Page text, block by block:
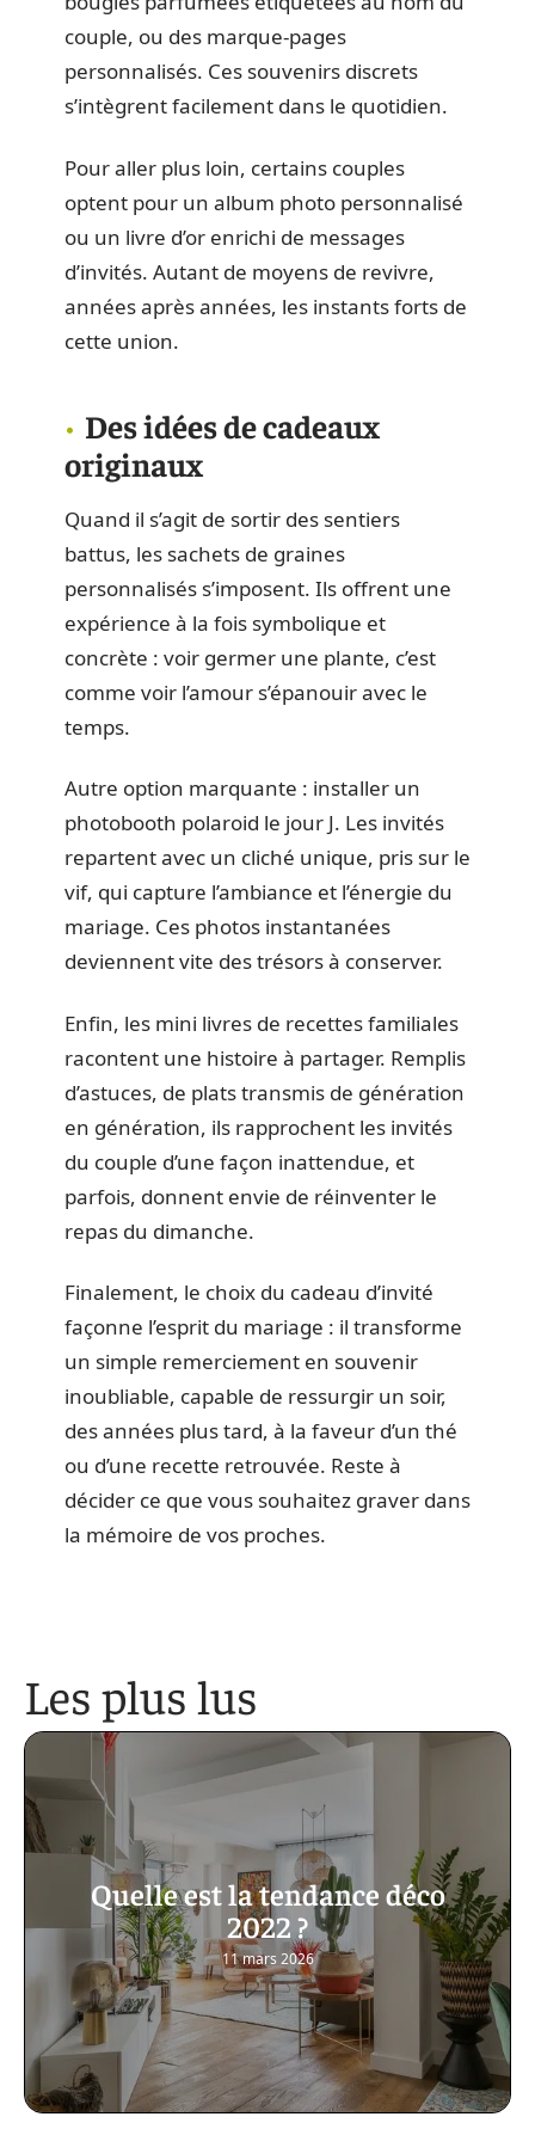
couple, ou des marque-pages
personnalisés. Ces souvenirs discrets
s’intègrent facilement dans le quotidien.
Pour aller plus loin, certains couples
optent pour un album photo personnalisé
ou un livre d’or enrichi de messages
d’invités. Autant de moyens de revivre,
années après années, les instants forts de
cette union.
Des idées de cadeaux
originaux
Quand il s’agit de sortir des sentiers
battus, les sachets de graines
personnalisés s’imposent. Ils offrent une
expérience à la fois symbolique et
concrète : voir germer une plante, c’est
comme voir l’amour s’épanouir avec le
temps.
Autre option marquante : installer un
photobooth polaroid le jour J. Les invités
repartent avec un cliché unique, pris sur le
vif, qui capture l’ambiance et l’énergie du
mariage. Ces photos instantanées
deviennent vite des trésors à conserver.
Enfin, les mini livres de recettes familiales
racontent une histoire à partager. Remplis
d’astuces, de plats transmis de génération
en génération, ils rapprochent les invités
du couple d’une façon inattendue, et
parfois, donnent envie de réinventer le
repas du dimanche.
Finalement, le choix du cadeau d’invité
façonne l’esprit du mariage : il transforme
un simple remerciement en souvenir
inoubliable, capable de ressurgir un soir,
des années plus tard, à la faveur d’un thé
ou d’une recette retrouvée. Reste à
décider ce que vous souhaitez graver dans
la mémoire de vos proches.
Les plus lus
Quelle est la tendance déco
2022 ?
11 mars 2026